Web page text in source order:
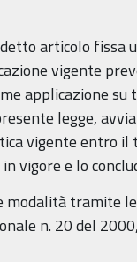
articolo fissa
vigente
applicazione
legge,
vigente entro
vigore e lo
modalità tramite
n. 20 del